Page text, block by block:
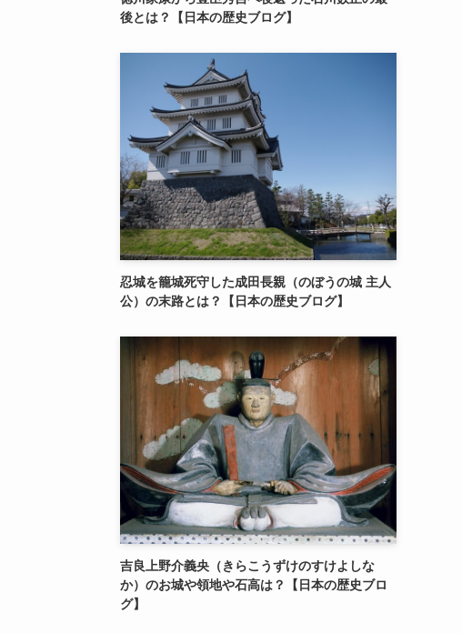
後とは？【日本の歴史ブログ】
忍城を籠城死守した成田長親（のぼうの城 主人
公）の末路とは？【日本の歴史ブログ】
吉良上野介義央（きらこうずけのすけよしな
か）のお城や領地や石高は？【日本の歴史ブロ
グ】